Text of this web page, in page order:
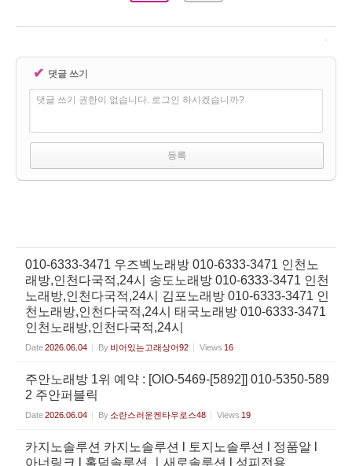
✔ 댓글 쓰기
댓글 쓰기 권한이 없습니다. 로그인 하시겠습니까?
010-6333-3471 우즈벡노래방 010-6333-3471 인천노
래방,인천다국적,24시 송도노래방 010-6333-3471 인천
노래방,인천다국적,24시 김포노래방 010-6333-3471 인
천노래방,인천다국적,24시 태국노래방 010-6333-3471
인천노래방,인천다국적,24시
Date2026.06.04 By 비어있는고래상어92 Views 16
주안노래방 1위 예약 : [OIO-5469-[5892]] 010-5350-589
2 주안퍼블릭
Date2026.06.04 By 소란스러운켄타우로스48 Views 19
카지노솔루션 카지노솔루션 l 토지노솔루션 l 정품알 l
아너링크 l 홀덤솔루션 ㅣ새로솔루션 l 성피전용